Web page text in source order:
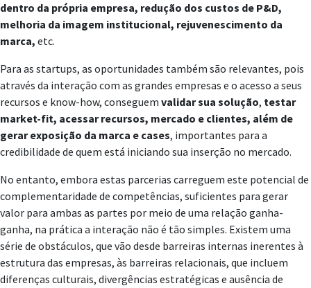
dentro da própria empresa, redução dos custos de P&D,
melhoria da imagem institucional, rejuvenescimento da
marca, etc.
Para as startups, as oportunidades também são relevantes, pois
através da interação com as grandes empresas e o acesso a seus
recursos e know-how, conseguem validar sua solução, testar
market-fit, acessar recursos, mercado e clientes, além de
gerar exposição da marca e cases, importantes para a
credibilidade de quem está iniciando sua inserção no mercado.
No entanto, embora estas parcerias carreguem este potencial de
complementaridade de competências, suficientes para gerar
valor para ambas as partes por meio de uma relação ganha-
ganha, na prática a interação não é tão simples. Existem uma
série de obstáculos, que vão desde barreiras internas inerentes à
estrutura das empresas, às barreiras relacionais, que incluem
diferenças culturais, divergências estratégicas e ausência de